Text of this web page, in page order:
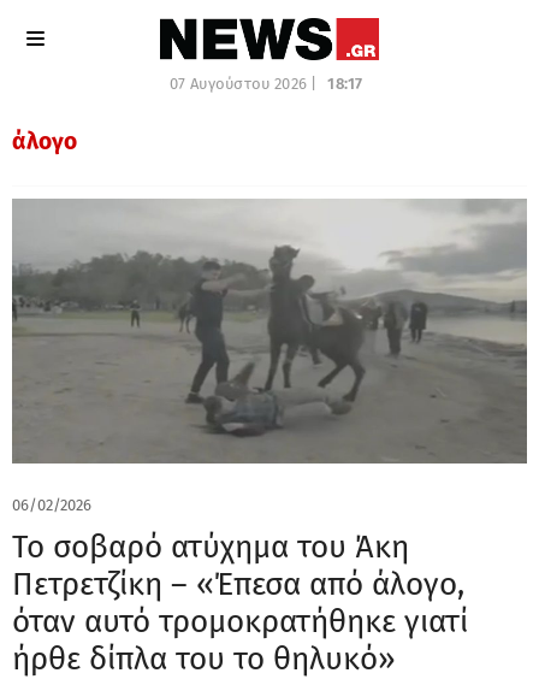
07 Αυγούστου 2026 | 18:17
άλογο
06/02/2026
Το σοβαρό ατύχημα του Άκη
Πετρετζίκη – «Έπεσα από άλογο,
όταν αυτό τρομοκρατήθηκε γιατί
ήρθε δίπλα του το θηλυκό»